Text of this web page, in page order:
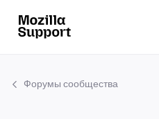
Форумы сообщества